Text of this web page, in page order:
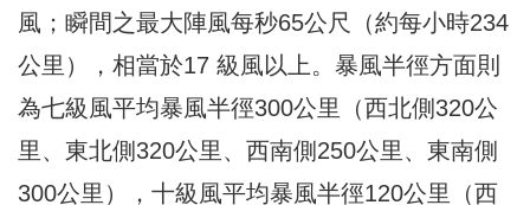
風；瞬間之最大陣風每秒65公尺（約每小時234
公里），相當於17 級風以上。暴風半徑方面則
為七級風平均暴風半徑300公里（西北側320公
里、東北側320公里、西南側250公里、東南側
300公里），十級風平均暴風半徑120公里（西